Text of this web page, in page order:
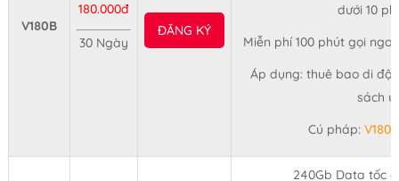
V180B
180.000đ
30 Ngày
ĐĂNG KÝ
dưới 10
Miễn phí 100 phút gọi
Áp dụng: thuê bao di
sách
Cú pháp:
240Gb Data tốc